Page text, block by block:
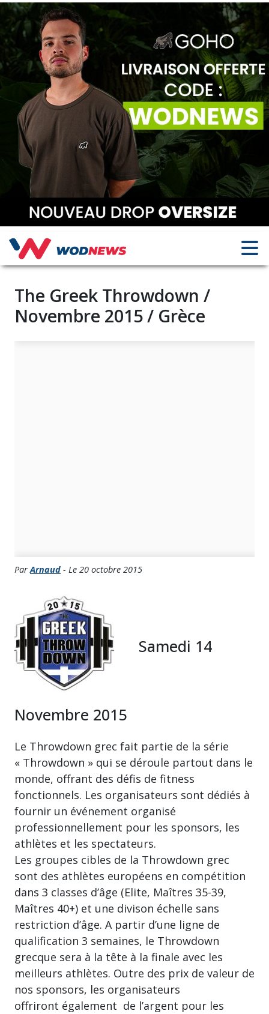
The Greek Throwdown /
Novembre 2015 / Grèce
ParArnaud - Le 20 octobre 2015
Samedi 14
Novembre 2015
Le Throwdown grec fait partie de la série
« Throwdown » qui se déroule partout dans le
monde, offrant des défis de fitness
fonctionnels. Les organisateurs sont dédiés à
fournir un événement organisé
professionnellement pour les sponsors, les
athlètes et les spectateurs.
Les groupes cibles de la Throwdown grec
sont des athlètes européens en compétition
dans 3 classes d’âge (Elite, Maîtres 35-39,
Maîtres 40+) et une divison échelle sans
restriction d’âge. A partir d’une ligne de
qualification 3 semaines, le Throwdown
grecque sera à la tête à la finale avec les
meilleurs athlètes. Outre des prix de valeur de
nos sponsors, les organisateurs
offriront également de l’argent pour les